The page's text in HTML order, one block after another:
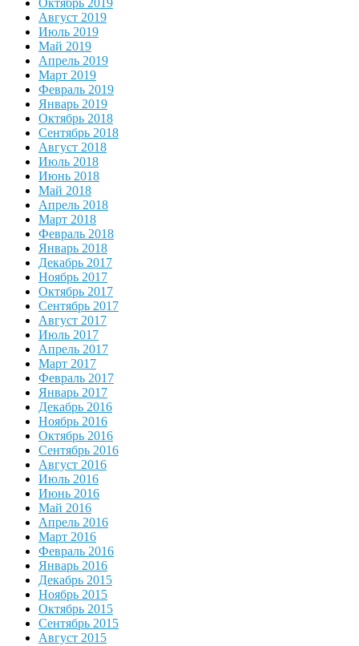
Октябрь 2019
Август 2019
Июль 2019
Май 2019
Апрель 2019
Март 2019
Февраль 2019
Январь 2019
Октябрь 2018
Сентябрь 2018
Август 2018
Июль 2018
Июнь 2018
Май 2018
Апрель 2018
Март 2018
Февраль 2018
Январь 2018
Декабрь 2017
Ноябрь 2017
Октябрь 2017
Сентябрь 2017
Август 2017
Июль 2017
Апрель 2017
Март 2017
Февраль 2017
Январь 2017
Декабрь 2016
Ноябрь 2016
Октябрь 2016
Сентябрь 2016
Август 2016
Июль 2016
Июнь 2016
Май 2016
Апрель 2016
Март 2016
Февраль 2016
Январь 2016
Декабрь 2015
Ноябрь 2015
Октябрь 2015
Сентябрь 2015
Август 2015